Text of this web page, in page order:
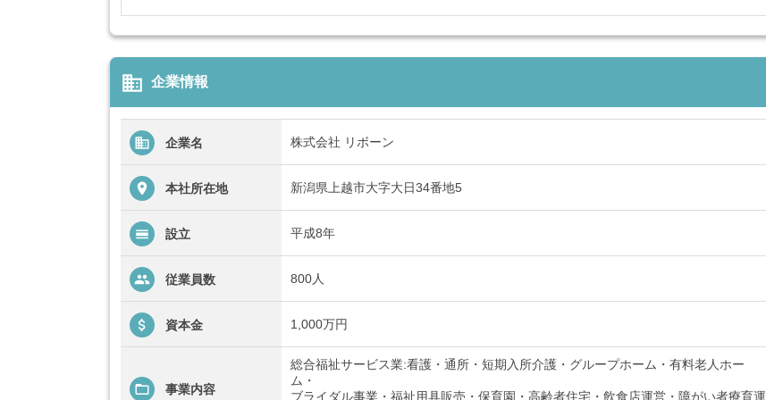
business 企業情報
企業名 株式会社 リボーン
本社所在地 新潟県上越市大字大日34番地5
設立 平成8年
従業員数 800人
資本金 1,000万円
事業内容
総合福祉サービス業:看護・通所・短期入所介護・グループホーム・有料老人ホー
ム・
ブライダル事業・福祉用具販売・保育園・高齢者住宅・飲食店運営・障がい者療育運